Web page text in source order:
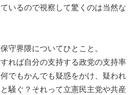
いるので視察して驚くのは当然な
守界隈についてひとこと。
れば自分の支持する政党の支持率
でもかんでも疑惑をかけ、疑われ
騒ぐ？それって立憲民主党や共産